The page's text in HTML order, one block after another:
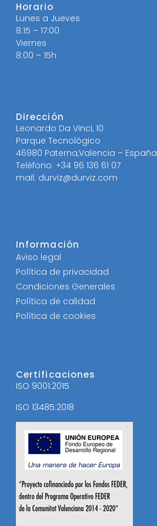
Horario
Lunes a Jueves
8:15 – 17:00
Viernes
8:00 – 15h
Dirección
Leonardo Da Vinci, 10
Parque Tecnológico
46980 Paterna,Valencia – España
Teléfono: +34 96 136 61 07
mail: durviz@durviz.com
Información
Aviso legal
Política de privacidad
Condiciones Generales
Política de calidad
Política de cookies
Certificaciones
ISO 9001:2015
ISO 13485:2018